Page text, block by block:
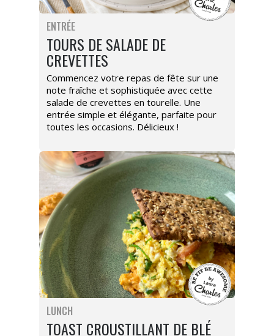
ENTRÉE
TOURS DE SALADE DE
CREVETTES
Commencez votre repas de fête sur une
note fraîche et sophistiquée avec cette
salade de crevettes en tourelle. Une
entrée simple et élégante, parfaite pour
toutes les occasions. Délicieux !
LUNCH
TOAST CROUSTILLANT DE BLÉ